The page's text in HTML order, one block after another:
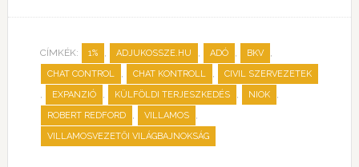
CÍMKÉK: 1% , ADJUKOSSZE.HU , ADÓ , BKV ,
CHAT CONTROL , CHAT KONTROLL , CIVIL SZERVEZETEK
, EXPANZIÓ , KÜLFÖLDI TERJESZKEDÉS , NIOK ,
ROBERT REDFORD , VILLAMOS ,
VILLAMOSVEZETŐI VILÁGBAJNOKSÁG